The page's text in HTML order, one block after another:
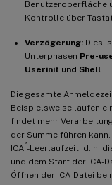
Benutzeroberfläche
Kontrolle über
Verzögerung: Dies
Unterphasen Pre-
Userinit und Shell
Die gesamte
Beispielsweise laufen
findet mehr
der Summe führen
ICA®-Leerlaufzeit, d. h.
und dem Start der ICA-
Öffnen der ICA-Datei